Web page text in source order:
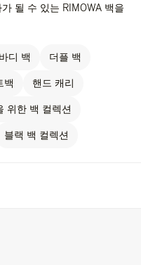
될 수 있는 RIMOWA 백을
디 백 더플 백
백 핸드 캐리
위한 백 컬렉션
블랙 백 컬렉션